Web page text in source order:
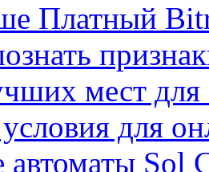
Платный
мест для
для
Sol